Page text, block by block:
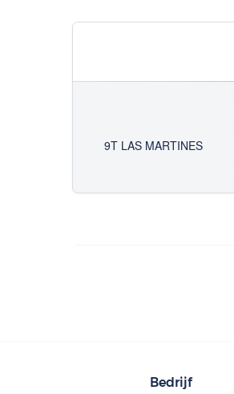
9T LAS MARTINES
Bedrijf